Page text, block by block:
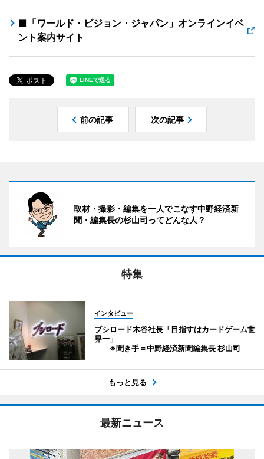
■「ワールド・ビジョン・ジャパン」オンラインイベ
ント案内サイト
前の記事 次の記事
取材・撮影・編集を一人でこなす中野経済新
聞・編集長の杉山司ってどんな人？
特集
インタビュー
ブシロード木谷社長「目指すはカードゲーム世
界一」
※聞き手＝中野経済新聞編集長 杉山司
もっと見る
最新ニュース